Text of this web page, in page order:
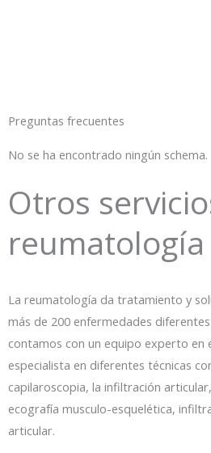
Preguntas frecuentes
No se ha encontrado ningún schema.
Otros
reumatología
La reumatología da tratamiento y
más de 200 enfermedades diferentes
contamos con un equipo experto en
especialista en diferentes técnicas
capilaroscopia, la infiltración
ecografía musculo-esquelética,
articular.